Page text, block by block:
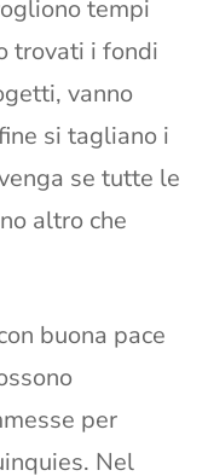
tempi
trovati i fondi
vanno
si tagliano i
se tutte le
altro che
buona pace
per
Nel